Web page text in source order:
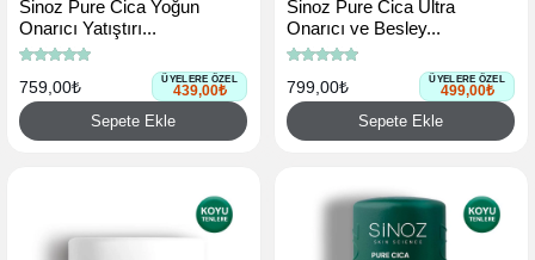
Sinoz Pure Cica Yoğun
Onarıcı Yatıştırı...
759,00₺ ÜYELERE ÖZEL
439,00₺
Sepete Ekle
Sinoz Pure Cica Ultra
Onarıcı ve Besley...
799,00₺ ÜYELERE ÖZEL
499,00₺
Sepete Ekle